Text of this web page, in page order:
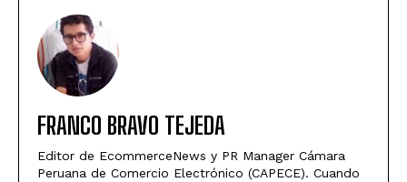
FRANCO BRAVO TEJEDA
Editor de EcommerceNews y PR Manager Cámara
Peruana de Comercio Electrónico (CAPECE). Cuando